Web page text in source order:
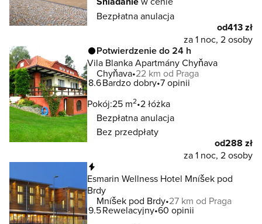
Bezpłatna anulacja
od413 zł
za 1 noc, 2 osoby
Potwierdzenie do 24 h
Vila Blanka Apartmány Chyňava
Chyňava 22 km od Praga
8.6Bardzo dobry 7 opinii
Pokój:25 m2 2 łóżka
Bezpłatna anulacja
Bez przedpłaty
od288 zł
za 1 noc, 2 osoby
Esmarin Wellness Hotel Mníšek pod
Brdy
Mníšek pod Brdy 27 km od Praga
9.5Rewelacyjny 60 opinii